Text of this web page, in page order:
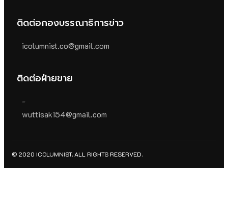
ติดต่อกองบรรณาธิการข่าว
icolumnist.co@gmail.com
ติดต่อฝ่ายขาย
-
wuttisak154@gmail.com
© 2020 ICOLUMNIST. ALL RIGHTS RESERVED.